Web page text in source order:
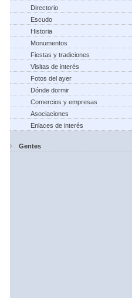
Directorio
Escudo
Historia
Monumentos
Fiestas y tradiciones
Visitas de interés
Fotos del ayer
Dónde dormir
Comercios y empresas
Asociaciones
Enlaces de interés
Gentes